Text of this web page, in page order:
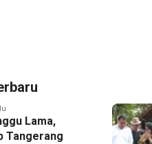
Lama,
Tangerang